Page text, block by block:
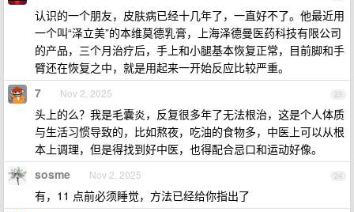
认识的一个朋友，皮肤病已经十几年了，一直好不了。他最近用
一个叫“泽立美”的本维莫德乳膏，上海泽德曼医药科技有限公司
的产品，三个月治疗后，手上和小腿基本恢复正常，目前脚和手
臂还在恢复之中，就是用起来一开始反应比较严重。
23
7 Nov 2, 2025
头上的么？我是毛囊炎，反复很多年了无法根治，这是个人体质
与生活习惯导致的，比如熬夜，吃油的食物多，中医上可以从根
本上调理，但是得找到好中医，也得配合忌口和运动好像。
24
sosme Nov 2, 2025
有，11 点前必须睡觉，方法已经给你指出了